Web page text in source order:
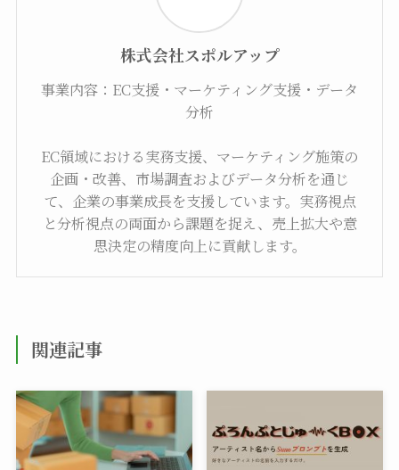
株式会社スポルアップ
事業内容：EC支援・マーケティング支援・データ
分析
EC領域における実務支援、マーケティング施策の
企画・改善、市場調査およびデータ分析を通じ
て、企業の事業成長を支援しています。実務視点
と分析視点の両面から課題を捉え、売上拡大や意
思決定の精度向上に貢献します。
関連記事